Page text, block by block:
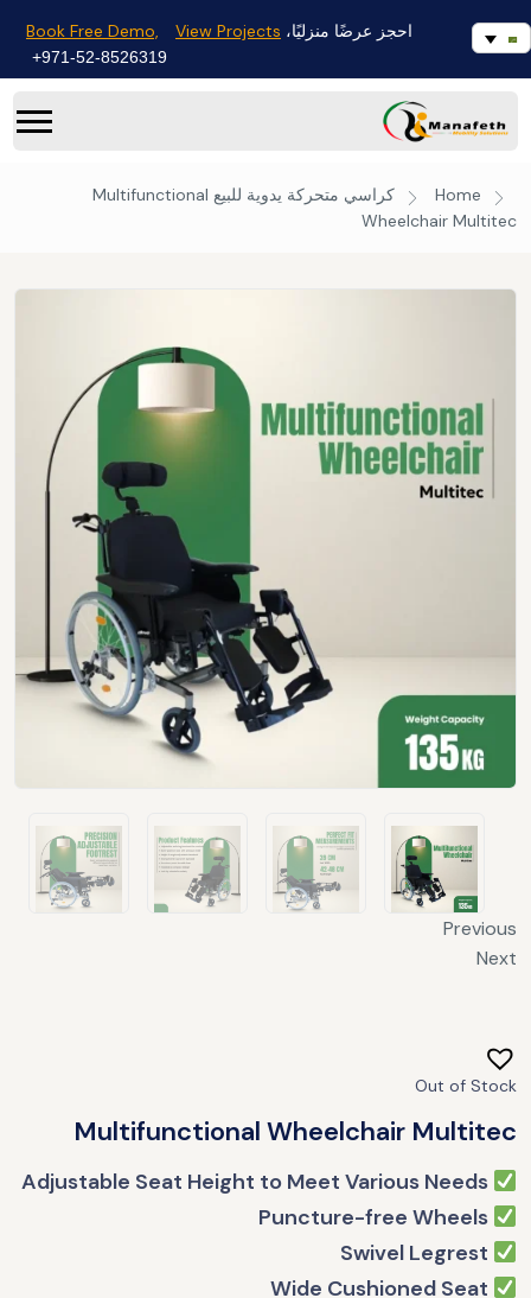
احجز عرضًا منزليًا، Book Free Demo, View Projects
971-52-8526319+
Home كراسي متحركة يدوية للبيع Multifunctional
Wheelchair Multitec
Previous
Next
Multifunctional Wheelchair Multitec
Adjustable Seat Height to Meet Various Needs
Puncture-free Wheels
Out of Stock